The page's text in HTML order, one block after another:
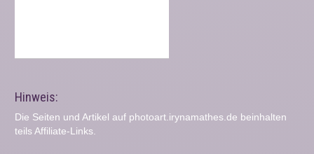
Hinweis:
Die Seiten und Artikel auf photoart.irynamathes.de beinhalten
teils Affiliate-Links.